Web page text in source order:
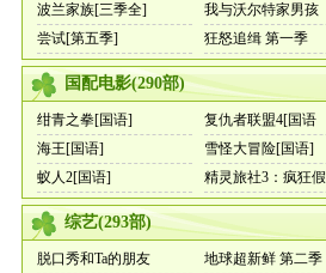
波兰家族[三季全]
我与沃尔特家男孩
尝试[第五季]
狂怒追缉 第一季
国配电影(290部)
绀青之拳[国语] 复仇者联盟4[国语
海王[国语]
雪怪大冒险[国语]
蚁人2[国语]
精灵旅社3：疯狂假
综艺(293部)
脱口秀和Ta的朋友 地球超新鲜 第二季